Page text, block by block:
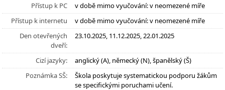
Přístup k PC
v době mimo vyučování: v neomezené míře
Přístup k internetu
v době mimo vyučování: v neomezené míře
Den otevřených
dveří:
23.10.2025, 11.12.2025, 22.01.2025
Cizí jazyky:
anglický (A), německý (N), španělský (Š)
Poznámka SŠ:
Škola poskytuje systematickou podporu žákům
se specifickými poruchami učení.